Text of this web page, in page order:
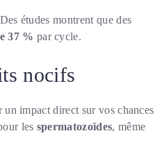
études montrent que des
37 % par cycle.
nocifs
un impact direct sur vos chances
les spermatozoïdes, même